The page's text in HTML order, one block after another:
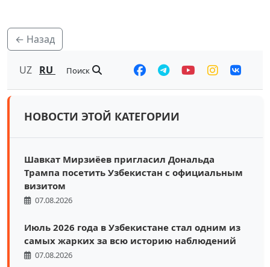
← Назад
UZ RU Поиск
НОВОСТИ ЭТОЙ КАТЕГОРИИ
Шавкат Мирзиёев пригласил Дональда
Трампа посетить Узбекистан с официальным
визитом
07.08.2026
Июль 2026 года в Узбекистане стал одним из
самых жарких за всю историю наблюдений
07.08.2026